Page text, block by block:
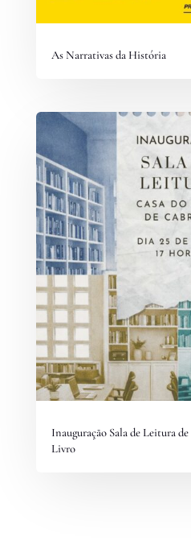
As Narrativas da História
Inauguração Sala de Leitura
Livro